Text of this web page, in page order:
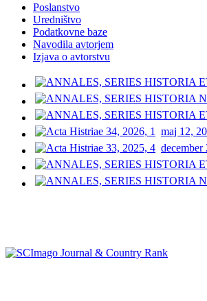
Poslanstvo
Uredništvo
Podatkovne baze
Navodila avtorjem
Izjava o avtorstvu
maj 12,
december